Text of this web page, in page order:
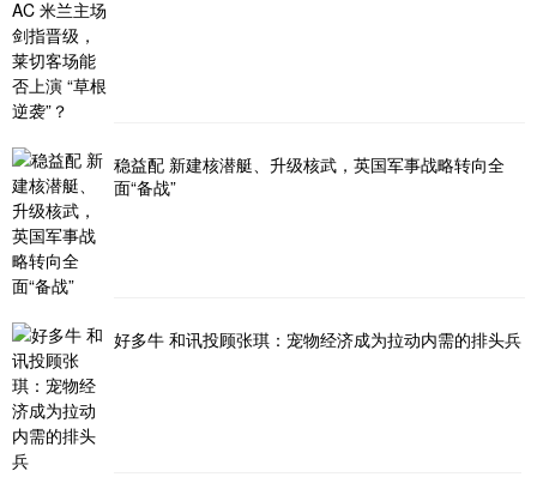
稳益配 新建核潜艇、升级核武，英国军事战略转向全
面“备战”
好多牛 和讯投顾张琪：宠物经济成为拉动内需的排头兵